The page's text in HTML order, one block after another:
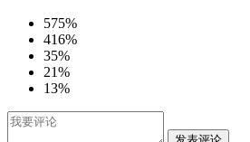
575%
416%
35%
21%
13%